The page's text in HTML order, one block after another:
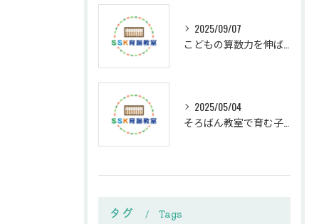
2025/09/07
2025/05/04
タグ Tags